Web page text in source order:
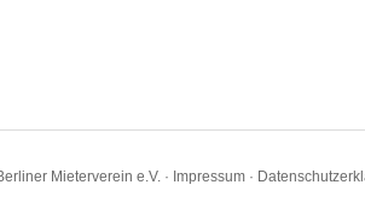
Mieterverein e.V. · Impressum ·